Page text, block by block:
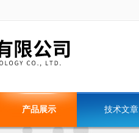
产品展示 技术文章